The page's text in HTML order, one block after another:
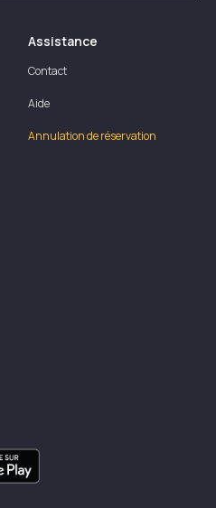
Assistance
Contact
Aide
Annulation de réservation